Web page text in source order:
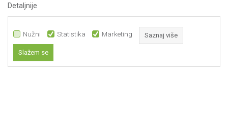
Detaljnije
Nužni Statistika Marketing Saznaj više
Slažem se